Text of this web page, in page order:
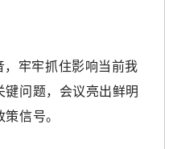
牢牢抓住影响当前我
键问题，会议亮出鲜明
信号。